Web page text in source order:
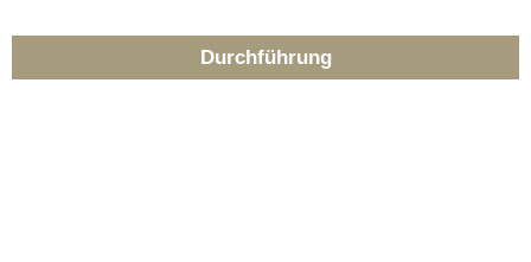
Durchführung